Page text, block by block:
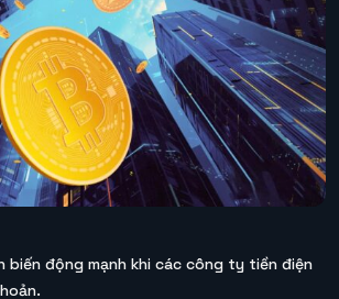
biến động mạnh khi các công ty tiền điện